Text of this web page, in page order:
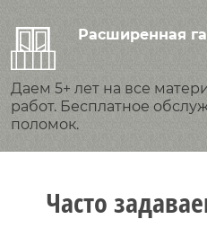
Расширенная
Даем 5+ лет на все
работ. Бесплатное
поломок.
Часто